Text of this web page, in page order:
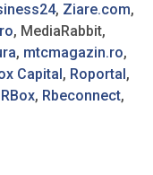
, Ziare.com,
, MediaRabbit,
, mtcmagazin.ro,
Capital , Roportal ,
, Rbeconnect,